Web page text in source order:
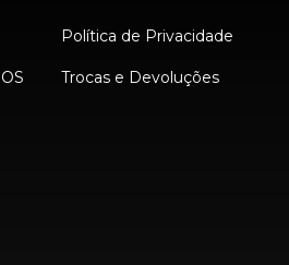
Política de Privacidade
Trocas e Devoluções